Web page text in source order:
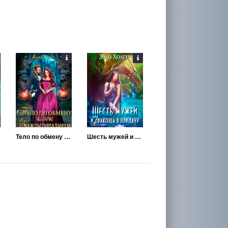
Тело по обмену или дважды попаданцы Шесть мужей и дракоша в придачу